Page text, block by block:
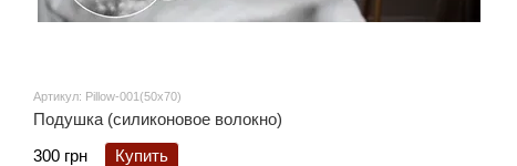
Артикул: Pillow-001(50x70)
Подушка (силиконовое волокно)
300 грн
Купить